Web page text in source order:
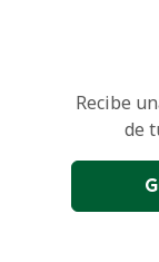
Recibe
de